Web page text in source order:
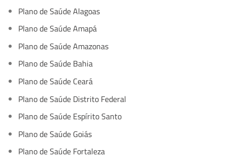
Plano de Saúde Alagoas
Plano de Saúde Amapá
Plano de Saúde Amazonas
Plano de Saúde Bahia
Plano de Saúde Ceará
Plano de Saúde Distrito Federal
Plano de Saúde Espírito Santo
Plano de Saúde Goiás
Plano de Saúde Fortaleza